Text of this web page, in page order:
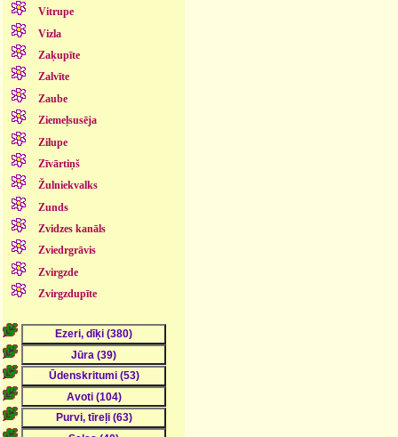
Vitrupe
Vizla
Zaķupīte
Zalvīte
Zaube
Ziemeļsusēja
Zilupe
Zīvārtiņš
Žulniekvalks
Zunds
Zvidzes kanāls
Zviedrgrāvis
Zvirgzde
Zvirgzdupīte